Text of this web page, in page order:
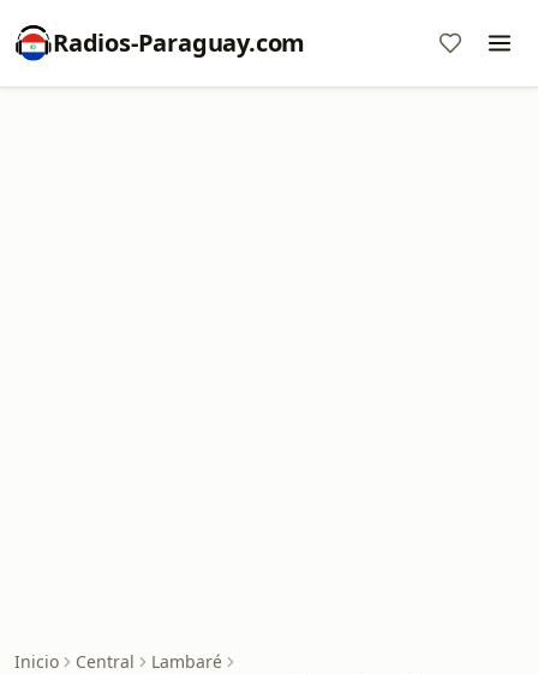
Radios-Paraguay.com
Inicio Central
Lambaré